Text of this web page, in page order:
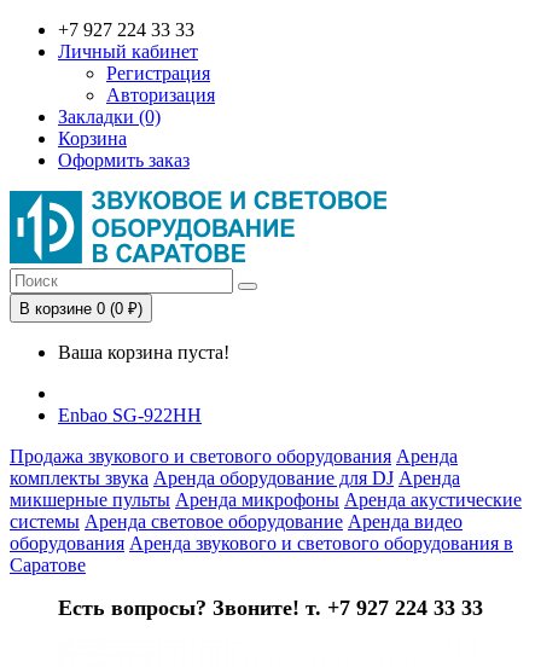
+7 927 224 33 33
Личный кабинет
Регистрация
Авторизация
Закладки (0)
Корзина
Оформить заказ
В корзине 0 (0 ₽)
Ваша корзина пуста!
Enbao SG-922HH
Продажа звукового и светового оборудования Аренда
комплекты звука Аренда оборудование для DJ Аренда
микшерные пульты Аренда микрофоны Аренда акустические
системы Аренда световое оборудование Аренда видео
оборудования Аренда звукового и светового оборудования в
Саратове
Есть вопросы? Звоните! т. +7 927 224 33 33